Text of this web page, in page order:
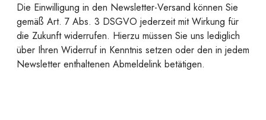
Die Einwilligung in den Newsletter-Versand können Sie
gemäß Art. 7 Abs. 3 DSGVO jederzeit mit Wirkung für
die Zukunft widerrufen. Hierzu müssen Sie uns lediglich
über Ihren Widerruf in Kenntnis setzen oder den in jedem
Newsletter enthaltenen Abmeldelink betätigen.